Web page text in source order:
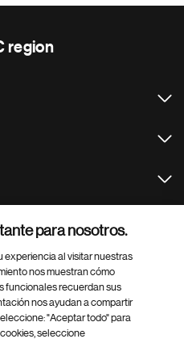
region
para nosotros.
experiencia al visitar nuestras
nos muestran cómo
funcionales recuerdan sus
nos ayudan a compartir
"Aceptar todo" para
seleccione